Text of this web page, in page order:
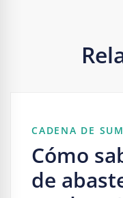
CADENA DE
Cómo
de